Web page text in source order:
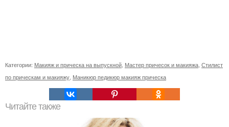
Категории: Макияж и прическа на выпускной, Мастер причесок и макияжа, Стилист
по прическам и макияжу, Маникюр педикюр макияж прическа
Читайте также